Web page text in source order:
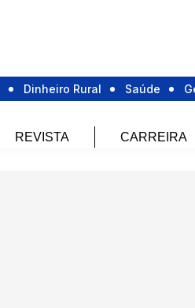
Dinheiro Rural Saúde
REVISTA CARREIRA